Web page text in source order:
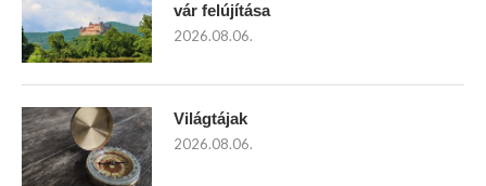
vár felújítása
2026.08.06.
Világtájak
2026.08.06.